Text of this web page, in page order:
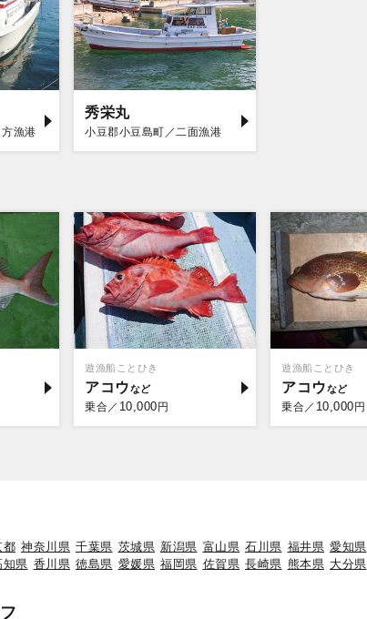
漁港
秀栄丸
小豆郡小豆島町／二面漁港
遊漁船ことひき
アコウ
乗合／ 10,000 円
遊漁船ことひき
アコウ
乗合／ 10,000 円
都 神奈川県 千葉県 茨城県 新潟県 富山県 石川県 福井県 愛知県
知県 香川県 徳島県 愛媛県 福岡県 佐賀県 長崎県 熊本県 大分県